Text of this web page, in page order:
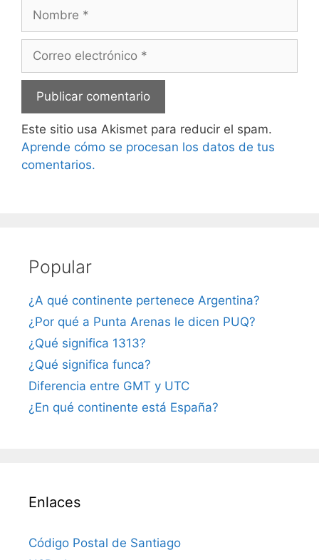
electrónico
Este sitio usa Akismet para reducir el spam.
Aprende cómo se procesan los datos de tus
comentarios.
Popular
¿A qué continente pertenece Argentina?
¿Por qué a Punta Arenas le dicen PUQ?
¿Qué significa 1313?
¿Qué significa funca?
Diferencia entre GMT y UTC
¿En qué continente está España?
Enlaces
Código Postal de Santiago